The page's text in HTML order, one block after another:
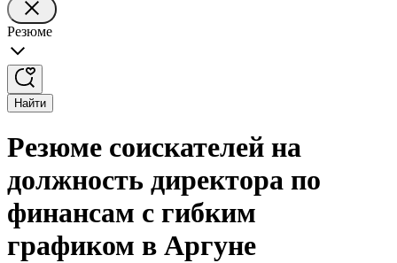
Резюме
Найти
Резюме соискателей на
должность директора по
финансам с гибким
графиком в Аргуне